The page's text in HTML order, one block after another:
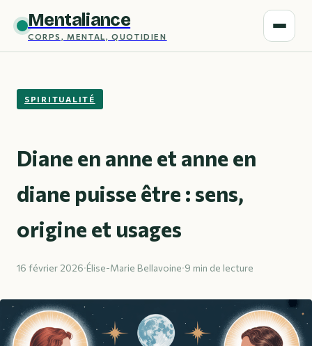
Mentaliance
CORPS, MENTAL, QUOTIDIEN
SPIRITUALITÉ
Diane en anne et anne en
diane puisse être : sens,
origine et usages
16 février 2026·Élise-Marie Bellavoine·9 min de lecture